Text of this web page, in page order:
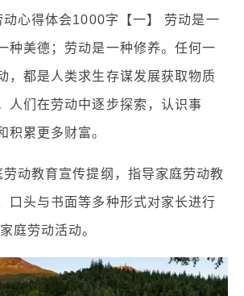
动心得体会1000字【一】 劳动是一
种美德；劳动是一种修养。任何一
，都是人类求生存谋发展获取物质
人们在劳动中逐步探索，认识事
积累更多财富。
动教育宣传提纲，指导家庭劳动教
口头与书面等多种形式对家长进行
庭劳动活动。